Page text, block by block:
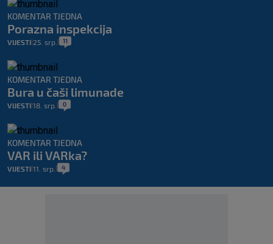
KOMENTAR TJEDNA
Porazna inspekcija
VIJESTI 25. srp. 11
KOMENTAR TJEDNA
Bura u čaši limunade
VIJESTI 18. srp. 0
KOMENTAR TJEDNA
VAR ili VARka?
VIJESTI 11. srp. 4